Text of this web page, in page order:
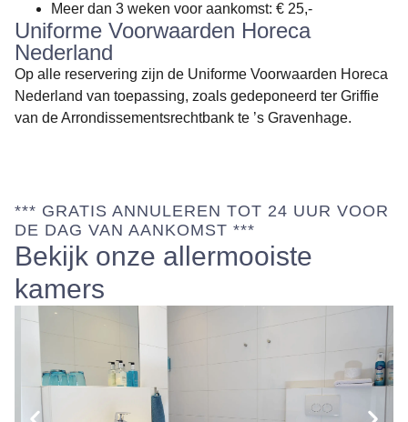
Meer dan 3 weken voor aankomst: € 25,-
Uniforme Voorwaarden Horeca
Nederland
Op alle reservering zijn de Uniforme Voorwaarden Horeca
Nederland van toepassing, zoals gedeponeerd ter Griffie
van de Arrondissementsrechtbank te ’s Gravenhage.
Bekijk onze allermooiste
kamers
*** GRATIS ANNULEREN TOT 24 UUR VOOR
DE DAG VAN AANKOMST ***